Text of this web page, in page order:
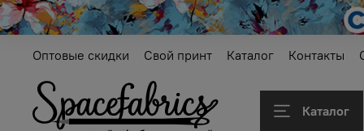
Оптовые скидки Свой принт Каталог Контакты
Каталог